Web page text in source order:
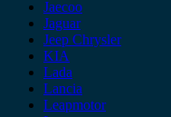
Jaecoo
Jaguar
Jeep Chrysler
KIA
Lada
Lancia
Leapmotor